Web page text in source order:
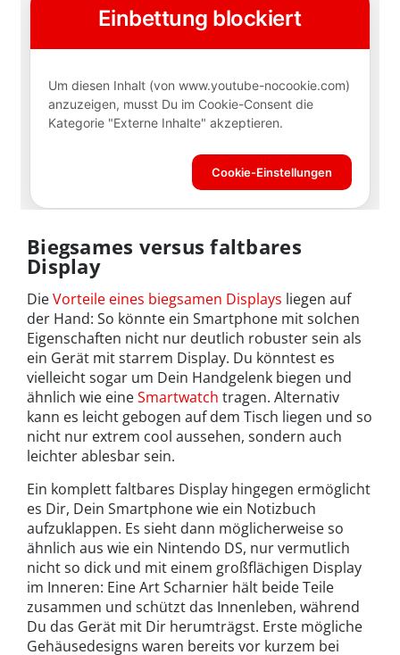
Biegsames versus faltbares
Display
DieVorteile eines biegsamen Displays liegen auf
der Hand: So könnte ein Smartphone mit solchen
Eigenschaften nicht nur deutlich robuster sein als
ein Gerät mit starrem Display. Du könntest es
vielleicht sogar um Dein Handgelenk biegen und
ähnlich wie eineSmartwatch tragen. Alternativ
kann es leicht gebogen auf dem Tisch liegen und so
nicht nur extrem cool aussehen, sondern auch
leichter ablesbar sein.
Ein komplett faltbares Display hingegen ermöglicht
es Dir, Dein Smartphone wie ein Notizbuch
aufzuklappen. Es sieht dann möglicherweise so
ähnlich aus wie ein Nintendo DS, nur vermutlich
nicht so dick und mit einem großflächigen Display
im Inneren: Eine Art Scharnier hält beide Teile
zusammen und schützt das Innenleben, während
Du das Gerät mit Dir herumträgst. Erste mögliche
Gehäusedesigns waren bereits vor kurzem bei